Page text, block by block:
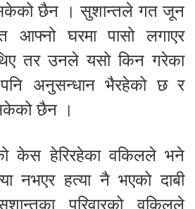
सकेको छैन । सुशान्तले गत जून
आफ्नो घरमा पासो लगाएर
तर उनले यसो किन गरेका
अनुसन्धान भैरहेको छ र
छैन ।
केस हेरिरहेका वकिलले भने
नभएर हत्या नै भएको दाबी
परिवारको वकिलले